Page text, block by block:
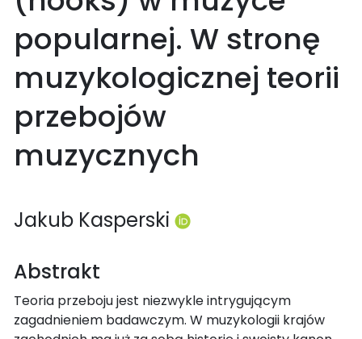
popularnej. W stronę
muzykologicznej teorii
przebojów
muzycznych
Jakub Kasperski
Abstrakt
Teoria przeboju jest niezwykle intrygującym
zagadnieniem badawczym. W muzykologii krajów